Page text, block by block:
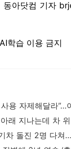
동아닷컴 기자
학습 이용 금지